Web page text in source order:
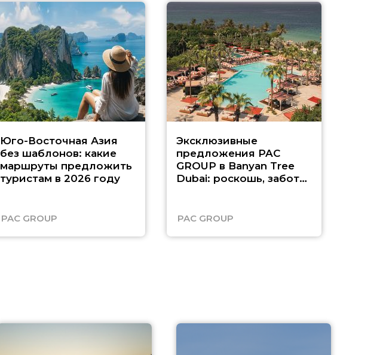
Юго-Восточная Азия
без шаблонов: какие
маршруты предложить
туристам в 2026 году
PAC GROUP
Эксклюзивные
предложения PAC
GROUP в Banyan Tree
Dubai: роскошь, забота
PAC GROUP